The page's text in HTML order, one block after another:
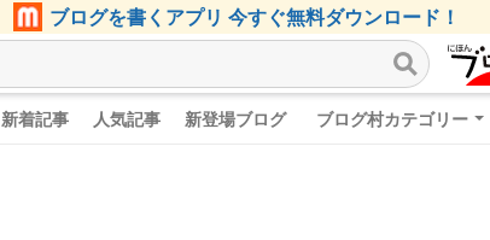
ブログを書くアプリ 今すぐ無料ダウンロード！
新着記事 人気記事 新登場ブログ ブログ村カテゴリー